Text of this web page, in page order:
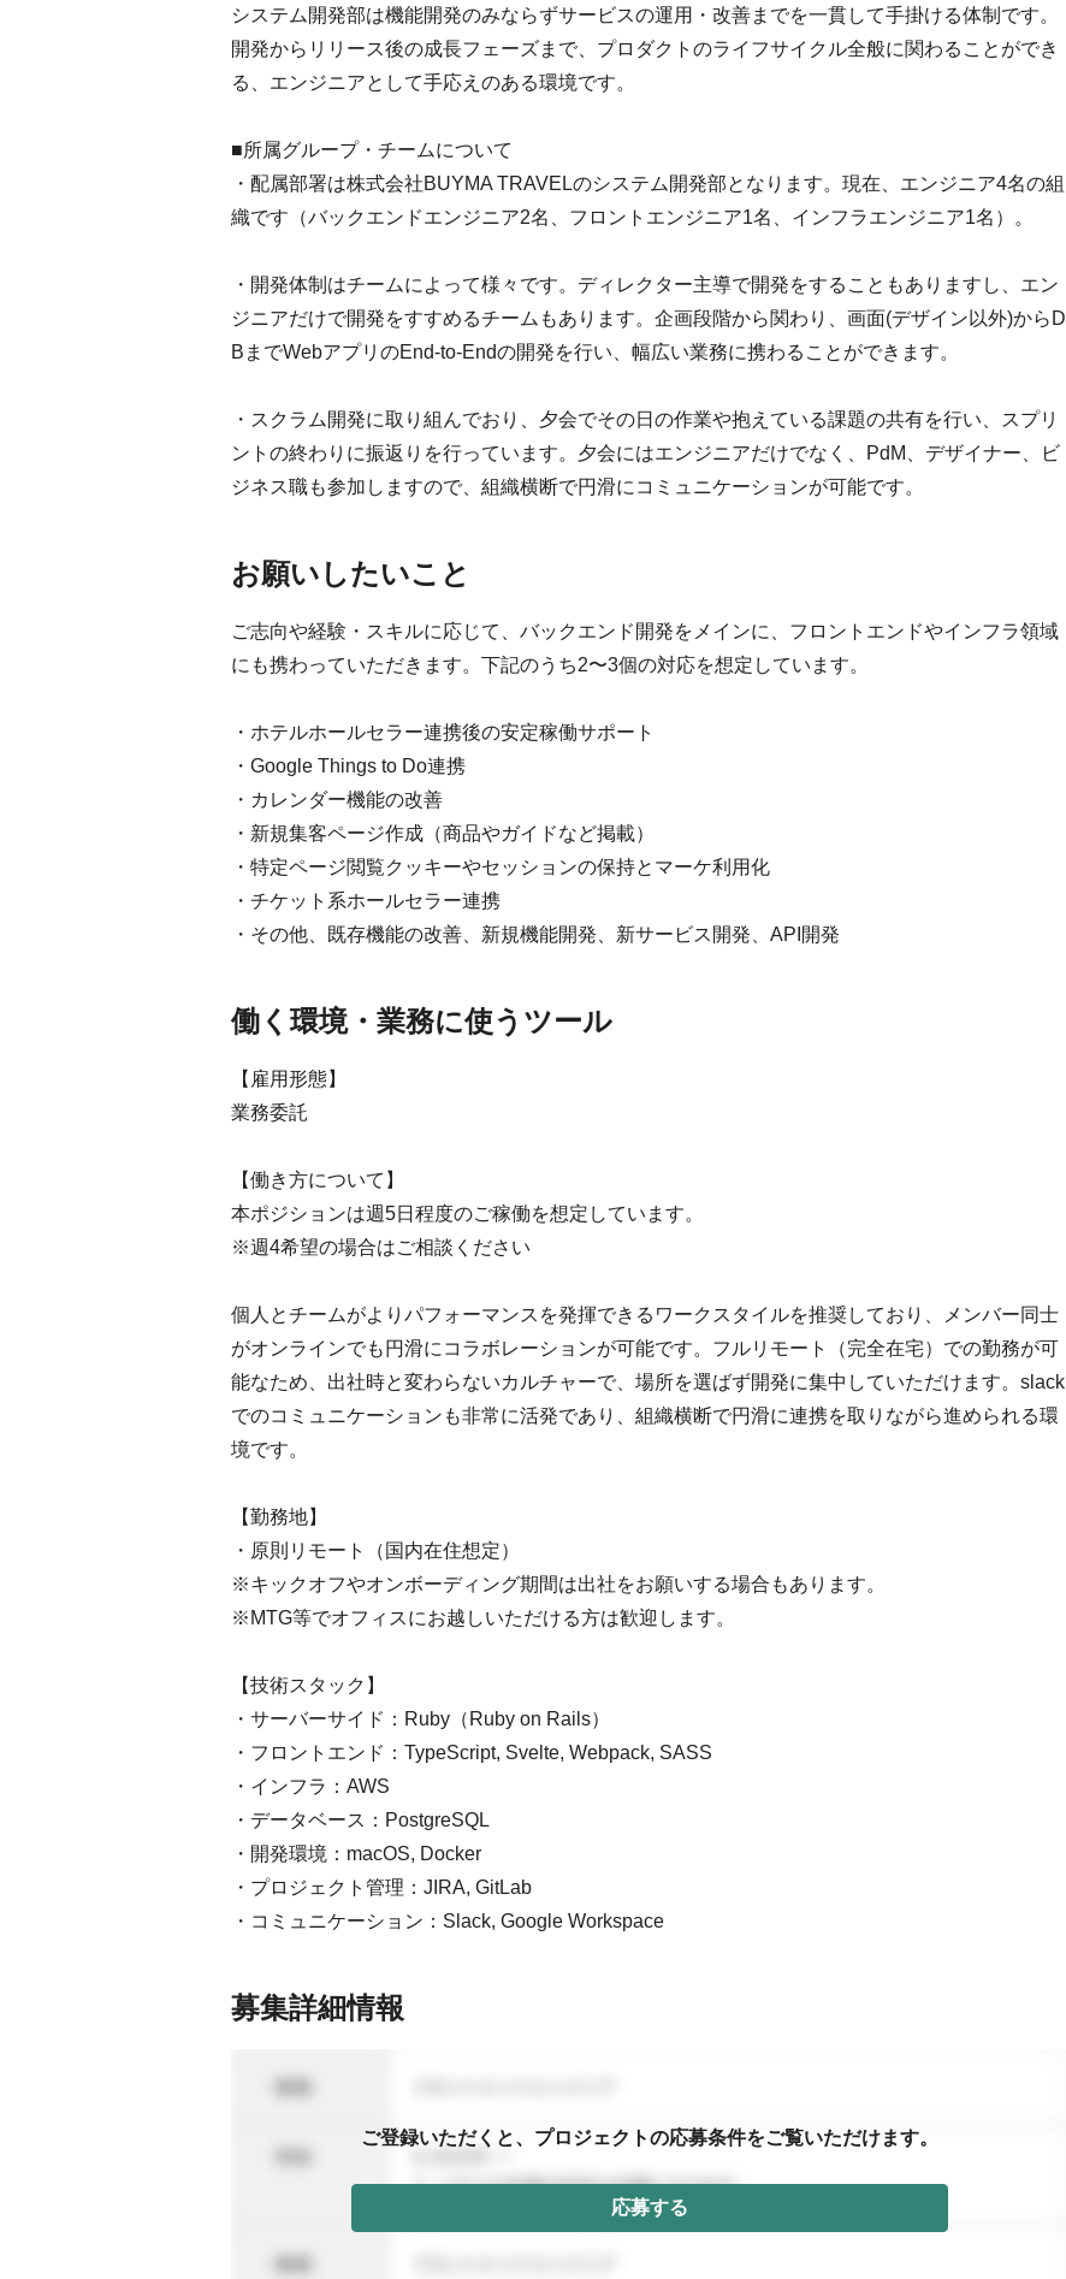
システム開発部は機能開発のみならずサービスの運用・改善までを一貫して手掛ける体制です。
開発からリリース後の成長フェーズまで、プロダクトのライフサイクル全般に関わることができ
る、エンジニアとして手応えのある環境です。
■所属グループ・チームについて
・配属部署は株式会社BUYMA TRAVELのシステム開発部となります。現在、エンジニア4名の組
織です（バックエンドエンジニア2名、フロントエンジニア1名、インフラエンジニア1名）。
・開発体制はチームによって様々です。ディレクター主導で開発をすることもありますし、エン
ジニアだけで開発をすすめるチームもあります。企画段階から関わり、画面(デザイン以外)からD
BまでWebアプリのEnd-to-Endの開発を行い、幅広い業務に携わることができます。
・スクラム開発に取り組んでおり、夕会でその日の作業や抱えている課題の共有を行い、スプリ
ントの終わりに振返りを行っています。夕会にはエンジニアだけでなく、PdM、デザイナー、ビ
ジネス職も参加しますので、組織横断で円滑にコミュニケーションが可能です。
お願いしたいこと
ご志向や経験・スキルに応じて、バックエンド開発をメインに、フロントエンドやインフラ領域
にも携わっていただきます。下記のうち2〜3個の対応を想定しています。
・ホテルホールセラー連携後の安定稼働サポート
・Google Things to Do連携
・カレンダー機能の改善
・新規集客ページ作成（商品やガイドなど掲載）
・特定ページ閲覧クッキーやセッションの保持とマーケ利用化
・チケット系ホールセラー連携
・その他、既存機能の改善、新規機能開発、新サービス開発、API開発
働く環境・業務に使うツール
【雇用形態】
業務委託
【働き方について】
本ポジションは週5日程度のご稼働を想定しています。
※週4希望の場合はご相談ください
個人とチームがよりパフォーマンスを発揮できるワークスタイルを推奨しており、メンバー同士
がオンラインでも円滑にコラボレーションが可能です。フルリモート（完全在宅）での勤務が可
能なため、出社時と変わらないカルチャーで、場所を選ばず開発に集中していただけます。slack
でのコミュニケーションも非常に活発であり、組織横断で円滑に連携を取りながら進められる環
境です。
【勤務地】
・原則リモート（国内在住想定）
※キックオフやオンボーディング期間は出社をお願いする場合もあります。
※MTG等でオフィスにお越しいただける方は歓迎します。
【技術スタック】
・サーバーサイド：Ruby（Ruby on Rails）
・フロントエンド：TypeScript, Svelte, Webpack, SASS
・インフラ：AWS
・データベース：PostgreSQL
・開発環境：macOS, Docker
・プロジェクト管理：JIRA, GitLab
・コミュニケーション：Slack, Google Workspace
募集詳細情報
ご登録いただくと、プロジェクトの応募条件をご覧いただけます。
応募する